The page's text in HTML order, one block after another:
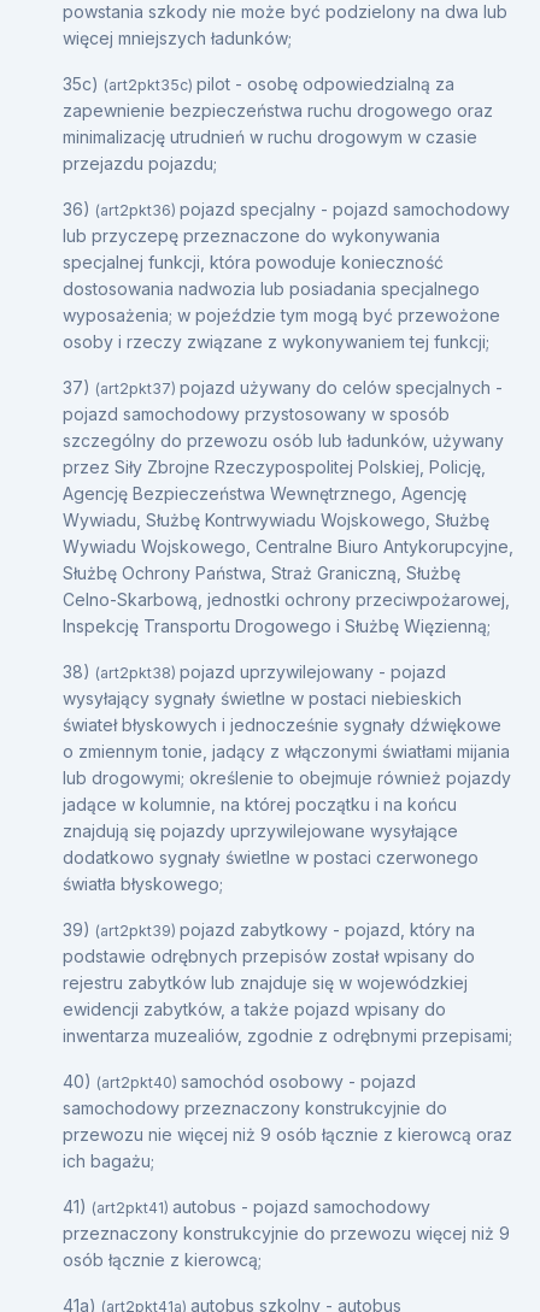
powstania szkody nie może być podzielony na dwa lub
więcej mniejszych ładunków;
35c) (art2pkt35c) pilot - osobę odpowiedzialną za
zapewnienie bezpieczeństwa ruchu drogowego oraz
minimalizację utrudnień w ruchu drogowym w czasie
przejazdu pojazdu;
36) (art2pkt36) pojazd specjalny - pojazd samochodowy
lub przyczepę przeznaczone do wykonywania
specjalnej funkcji, która powoduje konieczność
dostosowania nadwozia lub posiadania specjalnego
wyposażenia; w pojeździe tym mogą być przewożone
osoby i rzeczy związane z wykonywaniem tej funkcji;
37) (art2pkt37) pojazd używany do celów specjalnych -
pojazd samochodowy przystosowany w sposób
szczególny do przewozu osób lub ładunków, używany
przez Siły Zbrojne Rzeczypospolitej Polskiej, Policję,
Agencję Bezpieczeństwa Wewnętrznego, Agencję
Wywiadu, Służbę Kontrwywiadu Wojskowego, Służbę
Wywiadu Wojskowego, Centralne Biuro Antykorupcyjne,
Służbę Ochrony Państwa, Straż Graniczną, Służbę
Celno-Skarbową, jednostki ochrony przeciwpożarowej,
Inspekcję Transportu Drogowego i Służbę Więzienną;
38) (art2pkt38) pojazd uprzywilejowany - pojazd
wysyłający sygnały świetlne w postaci niebieskich
świateł błyskowych i jednocześnie sygnały dźwiękowe
o zmiennym tonie, jadący z włączonymi światłami mijania
lub drogowymi; określenie to obejmuje również pojazdy
jadące w kolumnie, na której początku i na końcu
znajdują się pojazdy uprzywilejowane wysyłające
dodatkowo sygnały świetlne w postaci czerwonego
światła błyskowego;
39) (art2pkt39) pojazd zabytkowy - pojazd, który na
podstawie odrębnych przepisów został wpisany do
rejestru zabytków lub znajduje się w wojewódzkiej
ewidencji zabytków, a także pojazd wpisany do
inwentarza muzealiów, zgodnie z odrębnymi przepisami;
40) (art2pkt40) samochód osobowy - pojazd
samochodowy przeznaczony konstrukcyjnie do
przewozu nie więcej niż 9 osób łącznie z kierowcą oraz
ich bagażu;
41) (art2pkt41) autobus - pojazd samochodowy
przeznaczony konstrukcyjnie do przewozu więcej niż 9
osób łącznie z kierowcą;
41a) (art2pkt41a) autobus szkolny - autobus